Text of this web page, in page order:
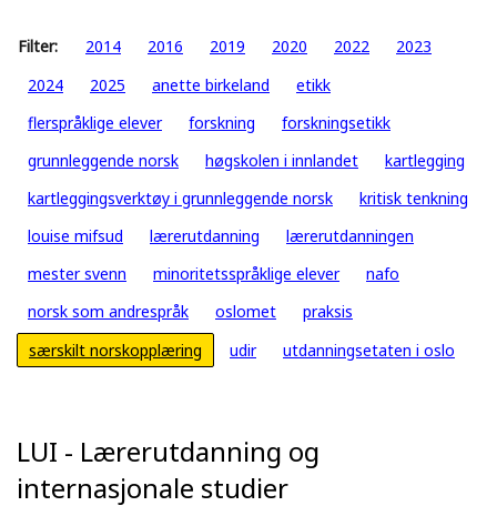
Filter: 2014 2016 2019 2020 2022
2023
2024
2025 anette birkeland
etikk
flerspråklige elever
forskning
forskningsetikk
grunnleggende norsk
høgskolen i innlandet
kartlegging
kartleggingsverktøy i grunnleggende norsk
kritisk tenkning
louise mifsud
lærerutdanning
lærerutdanningen
mester svenn
minoritetsspråklige elever
nafo
norsk som andrespråk
oslomet
praksis
særskilt norskopplæring
udir utdanningsetaten i oslo
LUI - Lærerutdanning og
internasjonale studier